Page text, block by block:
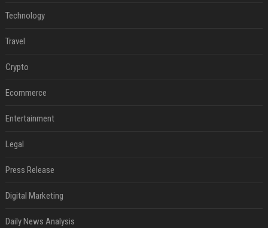
Technology
Travel
Crypto
Ecommerce
Entertainment
Legal
Press Release
Digital Marketing
Daily News Analysis